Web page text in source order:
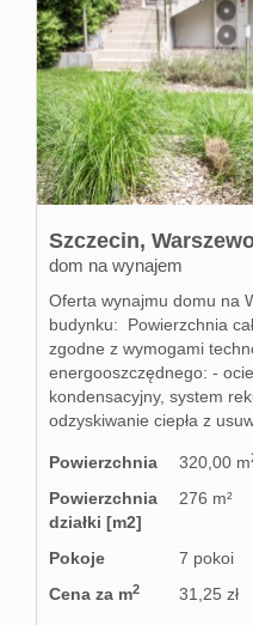
Szczecin,
dom na wynajem
Oferta wynajmu domu na
budynku: Powierzchnia
zgodne z wymogami
energooszczędnego: -
kondensacyjny, system
odzyskiwanie ciepła z
Powierzchnia 320,00 m
Powierzchnia
działki [m2]
276 m²
Pokoje
7 pokoi
Cena za m2 31,25 zł